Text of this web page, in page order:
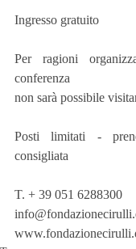
Ingresso gratuito
Per ragioni
conferenza
non sarà possibile
Posti limitati -
consigliata
T. + 39 051 6288300